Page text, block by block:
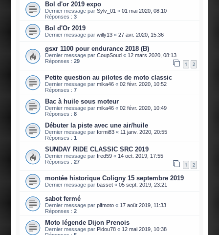
Bol d'or 2019 expo
Dernier message parSylv_01 «01 mai 2020, 08:10
Réponses :3
Bol d'Or 2019
Dernier message parwilly13 «27 avr. 2020, 15:36
gsxr 1100 pour endurance 2018 (B)
Dernier message parCoupSoud «12 mars 2020, 08:13
Réponses :29 1 2
Petite question au pilotes de moto classic
Dernier message parmika46 «02 févr. 2020, 10:52
Réponses :7
Bac à huile sous moteur
Dernier message parmika46 «02 févr. 2020, 10:49
Réponses :8
Débuter la piste avec une air/huile
Dernier message parformi83 « 11 janv. 2020, 20:55
Réponses :1
SUNDAY RIDE CLASSIC SRC 2019
Dernier message parfred59 « 14 oct. 2019, 17:55
Réponses :27 1 2
montée historique Coligny 15 septembre 2019
Dernier message parbasset «05 sept. 2019, 23:21
sabot fermé
Dernier message parplfmoto « 17 août 2019, 11:33
Réponses :2
Moto légende Dijon Prenois
Dernier message par Pidou78 « 12 mai 2019, 10:38